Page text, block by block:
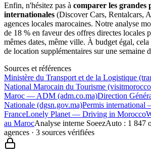
Enfin, n'hésitez pas à comparer les grandes
internationales (Discover Cars, Rentalcars,
agences locales marocaines. Notre analyse
de 18 % en faveur des offres directes locales
mêmes dates, même ville. À budget égal,
de location supplémentaires sur une semaine
Sources et références
Ministère du Transport et de la Logistique
National Marocain du Tourisme
Maroc — ADM (adm.co.ma)Direction
Nationale (dgsn.gov.ma)Permis international
FranceLonely Planet — Driving in Morocco
au MarocAnalyse interne SoeezAuto : 1 847
agences · 3 sources vérifiées